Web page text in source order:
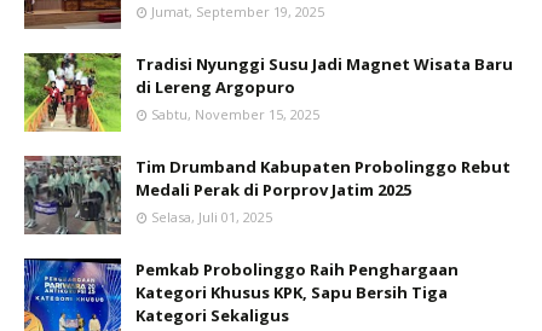
Jumat, September 19, 2025
Tradisi Nyunggi Susu Jadi Magnet Wisata Baru
di Lereng Argopuro
Sabtu, November 15, 2025
Tim Drumband Kabupaten Probolinggo Rebut
Medali Perak di Porprov Jatim 2025
Selasa, Juli 01, 2025
Pemkab Probolinggo Raih Penghargaan
Kategori Khusus KPK, Sapu Bersih Tiga
Kategori Sekaligus